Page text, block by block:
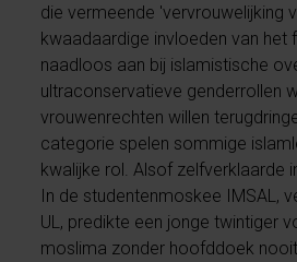
die vermeende 'vervrouwelijking
kwaadaardige invloeden van het
naadloos aan bij islamistische
ultraconservatieve genderrollen
vrouwenrechten willen
categorie spelen sommige
kwalijke rol. Alsof zelfverklaarde
In de studentenmoskee IMSAL,
UL, predikte een jonge twintiger
moslima zonder hoofddoek